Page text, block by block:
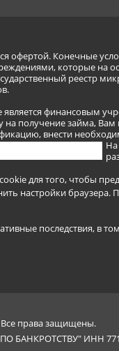
офертой. Конечные
которые на
реестр
финансовым
на получение займа,
внести
для того, чтобы
настройки браузера.
последствия, в
права защищены.
БАНКРОТСТВУ" ИНН